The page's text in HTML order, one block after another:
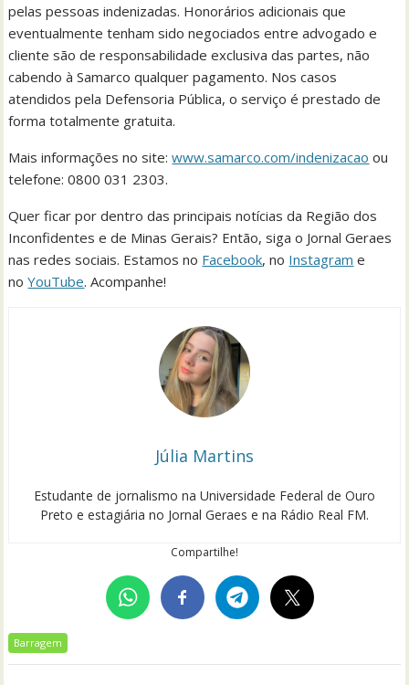
pelas pessoas indenizadas. Honorários adicionais que
eventualmente tenham sido negociados entre advogado e
cliente são de responsabilidade exclusiva das partes, não
cabendo à Samarco qualquer pagamento. Nos casos
atendidos pela Defensoria Pública, o serviço é prestado de
forma totalmente gratuita.
Mais informações no site:www.samarco.com/indenizacao ou
telefone: 0800 031 2303.
Quer ficar por dentro das principais notícias da Região dos
Inconfidentes e de Minas Gerais? Então, siga o Jornal Geraes
nas redes sociais. Estamos no Facebook, no Instagram e
noYouTube. Acompanhe!
Júlia Martins
Estudante de jornalismo na Universidade Federal de Ouro
Preto e estagiária no Jornal Geraes e na Rádio Real FM.
Compartilhe!
Barragem